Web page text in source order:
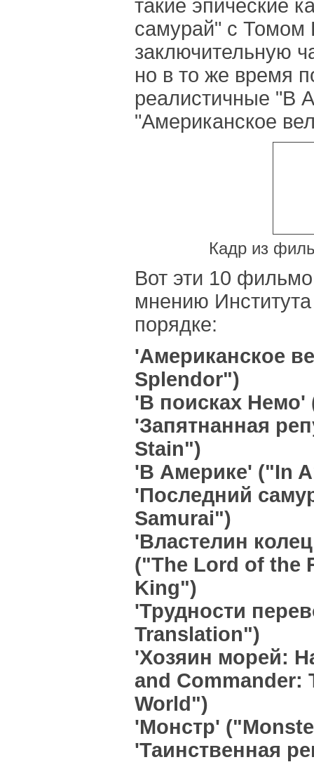
такие эпические
самурай" с Томом
заключительную
но в то же время
реалистичные "В
"Американское
Кадр из
Вот эти 10
мнению
порядке:
'Американское
Splendor")
'В поисках Немо'
'Запятнанная
Stain")
'В Америке' ("In
'Последний
Samurai")
'Властелин
("The Lord of the
King")
'Трудности
Translation")
'Хозяин морей:
and Commander:
World")
'Монстр'
'Таинственная